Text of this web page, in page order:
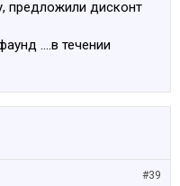
предложили дисконт
....в течении
#39